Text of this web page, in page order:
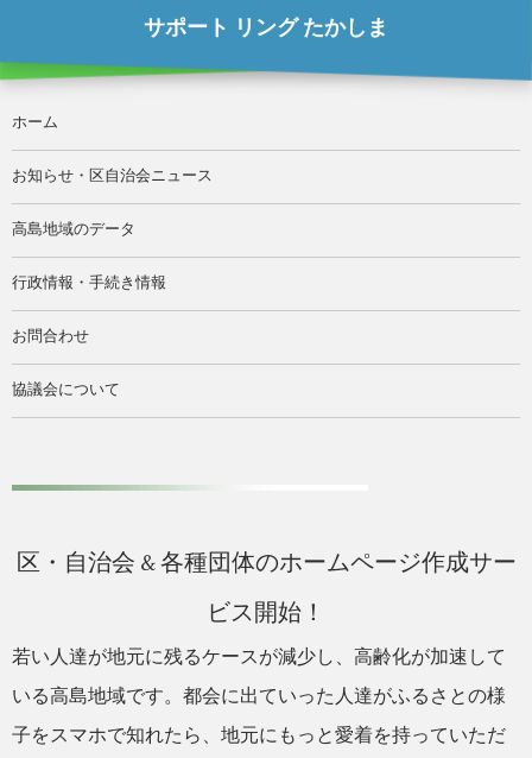
サポート リング たかしま
ホーム
お知らせ・区自治会ニュース
高島地域のデータ
行政情報・手続き情報
お問合わせ
協議会について
区・自治会 & 各種団体のホームページ作成サー
ビス開始！
若い人達が地元に残るケースが減少し、高齢化が加速して
いる高島地域です。都会に出ていった人達がふるさとの様
子をスマホで知れたら、地元にもっと愛着を持っていただ